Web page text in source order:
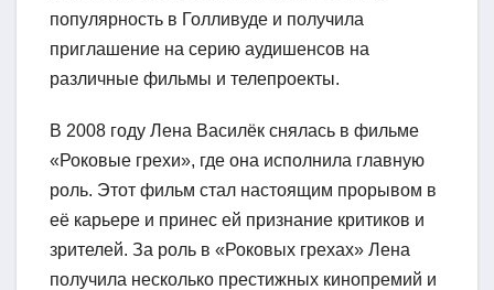
популярность в Голливуде и получила
приглашение на серию аудишенсов на
различные фильмы и телепроекты.
В 2008 году Лена Василёк снялась в фильме
«Роковые грехи», где она исполнила главную
роль. Этот фильм стал настоящим прорывом в
её карьере и принес ей признание критиков и
зрителей. За роль в «Роковых грехах» Лена
получила несколько престижных кинопремий и